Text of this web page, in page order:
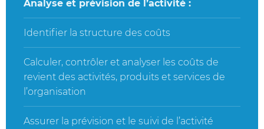
Analyse et prévision de l’activité :
Identifier la structure des coûts
Calculer, contrôler et analyser les coûts de
revient des activités, produits et services de
l’organisation
Assurer la prévision et le suivi de l’activité